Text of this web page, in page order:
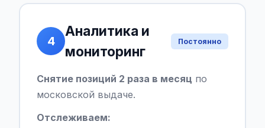
4
Аналитика и
мониторинг
Постоянно
Снятие позиций 2 раза в месяц по
московской выдаче.
Отслеживаем: